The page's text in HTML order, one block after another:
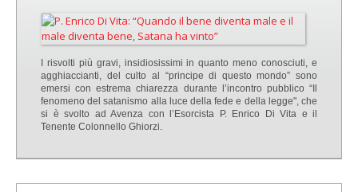
I risvolti più gravi, insidiosissimi in quanto meno conosciuti, e
agghiaccianti, del culto al “principe di questo mondo” sono
emersi con estrema chiarezza durante l’incontro pubblico “Il
fenomeno del satanismo alla luce della fede e della legge", che
si è svolto ad Avenza con l’Esorcista P. Enrico Di Vita e il
Tenente Colonnello Ghiorzi.